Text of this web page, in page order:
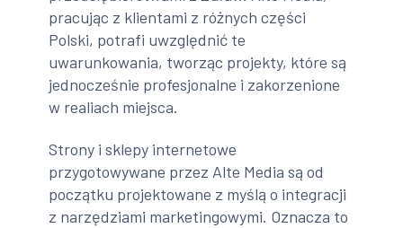
pracując z klientami z różnych części
Polski, potrafi uwzględnić te
uwarunkowania, tworząc projekty, które są
jednocześnie profesjonalne i zakorzenione
w realiach miejsca.
Strony i sklepy internetowe
przygotowywane przez Alte Media są od
początku projektowane z myślą o integracji
z narzędziami marketingowymi. Oznacza to